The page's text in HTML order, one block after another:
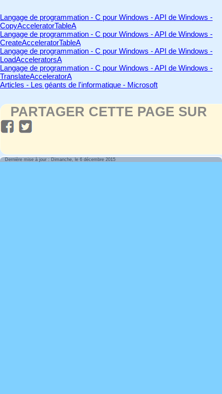
Langage de programmation - C pour Windows - API de Windows -
CopyAcceleratorTableA
Langage de programmation - C pour Windows - API de Windows -
CreateAcceleratorTableA
Langage de programmation - C pour Windows - API de Windows -
LoadAcceleratorsA
Langage de programmation - C pour Windows - API de Windows -
TranslateAcceleratorA
Articles - Les géants de l'informatique - Microsoft
PARTAGER CETTE PAGE SUR
Dernière mise à jour : Dimanche, le 6 décembre 2015